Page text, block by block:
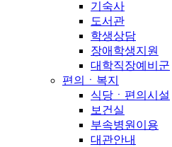
기숙사
도서관
학생상담
장애학생지원
대학직장예비군
편의ㆍ복지
식당ㆍ편의시설
보건실
부속병원이용
대관안내